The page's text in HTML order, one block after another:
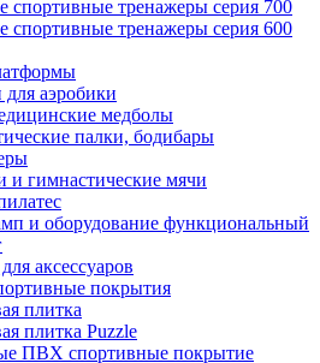
спортивные тренажеры серия 700
спортивные тренажеры серия 600
для аэробики
медболы
палки, бодибары
и гимнастические мячи
и оборудование функциональный
аксессуаров
покрытия
плитка
плитка Puzzle
ПВХ спортивные покрытие